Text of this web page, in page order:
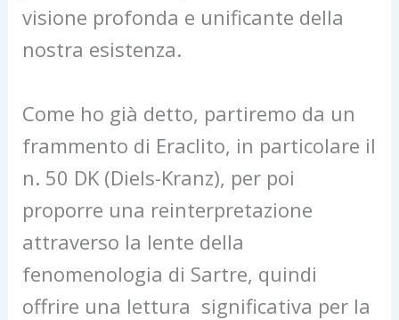
visione profonda e unificante della
nostra esistenza.
Come ho già detto, partiremo da un
frammento di Eraclito, in particolare il
n. 50 DK (Diels-Kranz), per poi
proporre una reinterpretazione
attraverso la lente della
fenomenologia di Sartre, quindi
offrire una lettura significativa per la